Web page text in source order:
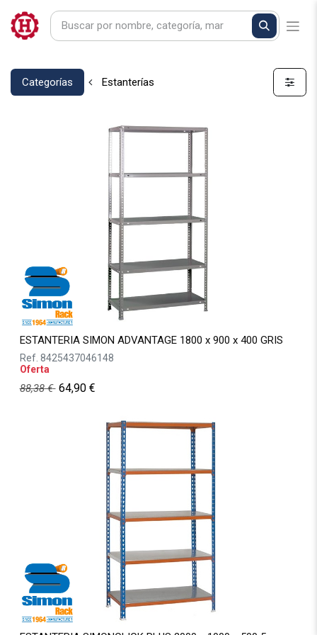
Categorías Estanterías
ESTANTERIA SIMON ADVANTAGE 1800 x 900 x 400 GRIS
Ref. 8425437046148
Oferta
88,38€ 64,90€